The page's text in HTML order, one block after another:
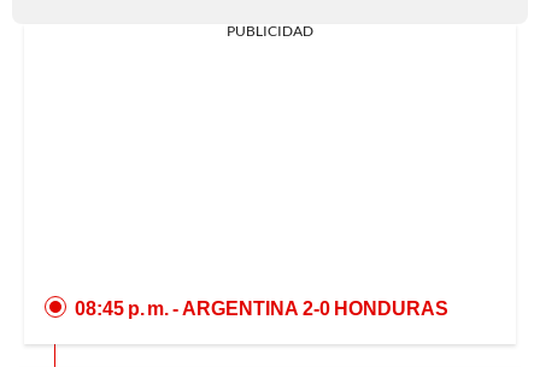
PUBLICIDAD
08:45 p. m. - ARGENTINA 2-0 HONDURAS